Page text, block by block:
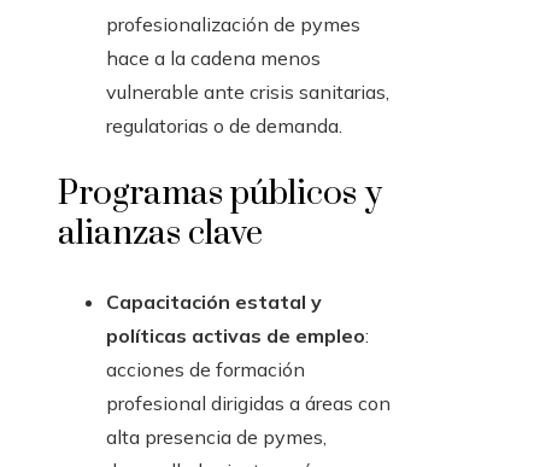
profesionalización de pymes
hace a la cadena menos
vulnerable ante crisis sanitarias,
regulatorias o de demanda.
Programas públicos y
alianzas clave
Capacitación estatal y
políticas activas de empleo:
acciones de formación
profesional dirigidas a áreas con
alta presencia de pymes,